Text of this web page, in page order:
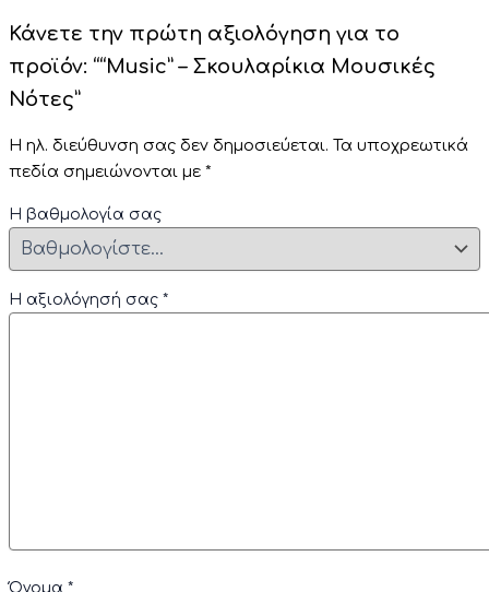
Κάνετε την πρώτη αξιολόγηση για το
προϊόν: ““Music” – Σκουλαρίκια Μουσικές
Νότες”
Η ηλ. διεύθυνση σας δεν δημοσιεύεται. Τα υποχρεωτικά
πεδία σημειώνονται με *
Η βαθμολογία σας
Η αξιολόγησή σας *
Όνομα *